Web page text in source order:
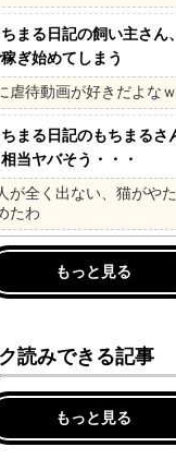
ちまる日記の飼い主さ
ぎ始めてしまう
虐待動画が好きだよなｗ
ちまる日記のもちまるさ
当ヤバそう・・・
が全く出ない、猫がや
たわ
もっと見る
読みできる記事
もっと見る